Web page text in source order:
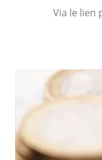
Via le lien